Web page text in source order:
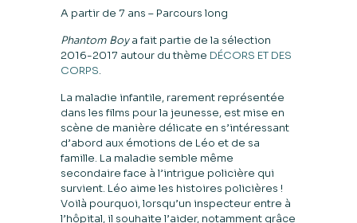
A partir de 7 ans – Parcours long
Phantom Boya fait partie de la sélection
2016-2017 autour du thème DÉCORS ET DES
CORPS.
La maladie infantile, rarement représentée
dans les films pour la jeunesse, est mise en
scène de manière délicate en s’intéressant
d’abord aux émotions de Léo et de sa
famille. La maladie semble même
secondaire face à l’intrigue policière qui
survient. Léo aime les histoires policières !
Voilà pourquoi, lorsqu’un inspecteur entre à
l’hôpital, il souhaite l’aider, notamment grâce